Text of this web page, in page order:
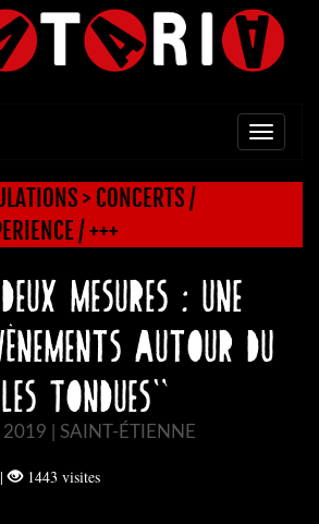
> CONCERTS /
/ +++
mesures : une
autour du
Tondues"
| SAINT-ÉTIENNE
| 1443 visites